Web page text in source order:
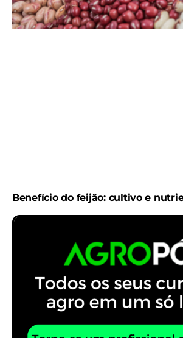
Benefício do feijão: cultivo e